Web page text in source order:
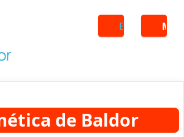
Buscar
de Baldor